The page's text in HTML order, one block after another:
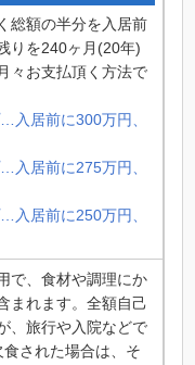
総額の半分を入居前
りを240ヶ月(20年)
々お支払頂く方法で
入居前に300万円、
入居前に275万円、
入居前に250万円、
で、食材や調理にか
まれます。全額自己
、旅行や入院などで
された場合は、そ